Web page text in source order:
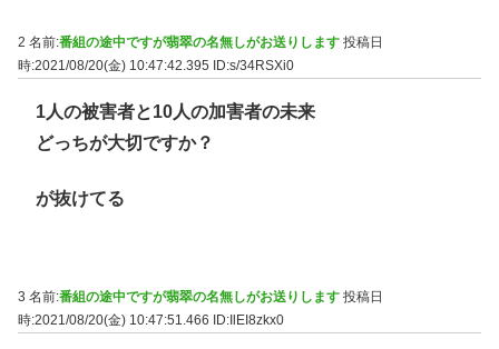
2 名前:番組の途中ですが翡翠の名無しがお送りします 投稿日
時:2021/08/20(金) 10:47:42.395 ID:s/34RSXi0
1人の被害者と10人の加害者の未来
どっちが大切ですか？
が抜けてる
3 名前:番組の途中ですが翡翠の名無しがお送りします 投稿日
時:2021/08/20(金) 10:47:51.466
ID:IlEI8zkx0